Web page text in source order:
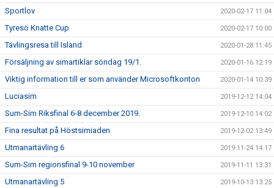
Sportlov 2020-02-17 11:04
Tyresö Knatte Cup 2020-02-17 10:00
Tävlingsresa till Island 2020-01-28 11:45
Försäljning av simartiklar söndag 19/1. 2020-01-16 12:19
Viktig information till er som använder Microsoftkonton 2020-01-14 10:39
Luciasim 2019-12-12 14:04
Sum-Sim Riksfinal 6-8 december 2019. 2019-12-10 14:02
Fina resultat på Höstsimiaden 2019-12-02 13:49
Utmanartävling 6 2019-11-24 14:17
Sum-Sim regionsfinal 9-10 november 2019-11-11 13:31
Utmanartävling 5 2019-10-13 13:25